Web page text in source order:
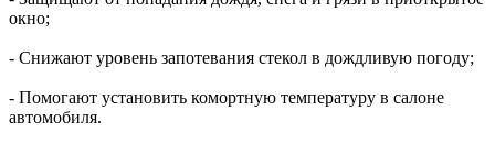
окно;
- Снижают уровень запотевания стекол в дождливую погоду;
- Помогают установить комортную температуру в салоне
автомобиля.